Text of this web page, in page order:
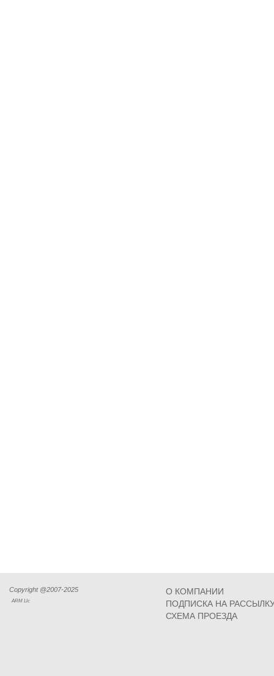
Copyright @2007-2025
ARM Llc
О КОМПАНИИ
ПОДПИСКА НА
СХЕМА ПРОЕЗДА